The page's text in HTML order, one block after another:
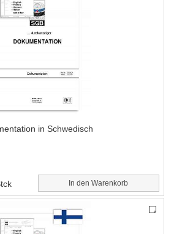
in Schwedisch
In den Warenkorb